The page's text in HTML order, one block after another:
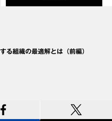
る組織の最適解とは（前編）
ONE 広告技術研究所レポート